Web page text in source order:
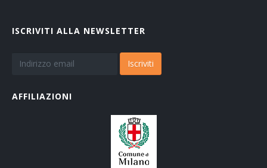
ISCRIVITI ALLA NEWSLETTER
Iscriviti
AFFILIAZIONI